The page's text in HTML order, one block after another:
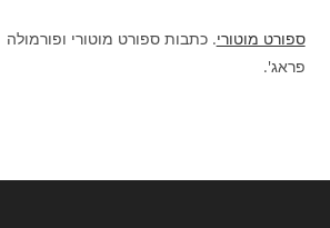
ספורט מוטורי
פראג'.